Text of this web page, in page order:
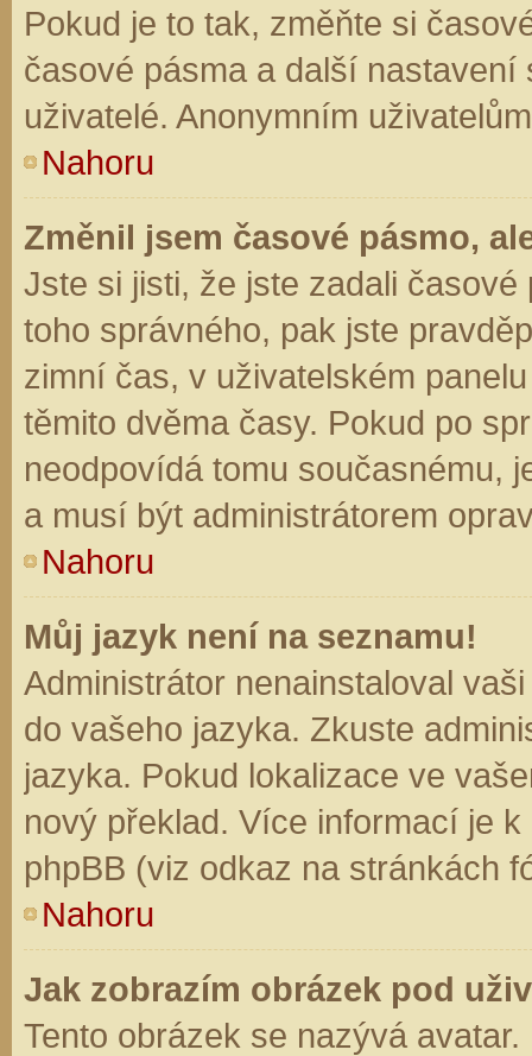
Pokud je to tak, změňte si
časové pásma a další
uživatelé. Anonymním
Nahoru
Změnil jsem časové pásmo,
Jste si jisti, že jste zadali
toho správného, pak jste
zimní čas, v uživatelském
těmito dvěma časy. Pokud po
neodpovídá tomu současnému,
a musí být administrátorem
Nahoru
Můj jazyk není na seznamu!
Administrátor nenainstaloval
do vašeho jazyka. Zkuste
jazyka. Pokud lokalizace ve
nový překlad. Více informací je
phpBB (viz odkaz na stránkách
Nahoru
Jak zobrazím obrázek pod
Tento obrázek se nazývá